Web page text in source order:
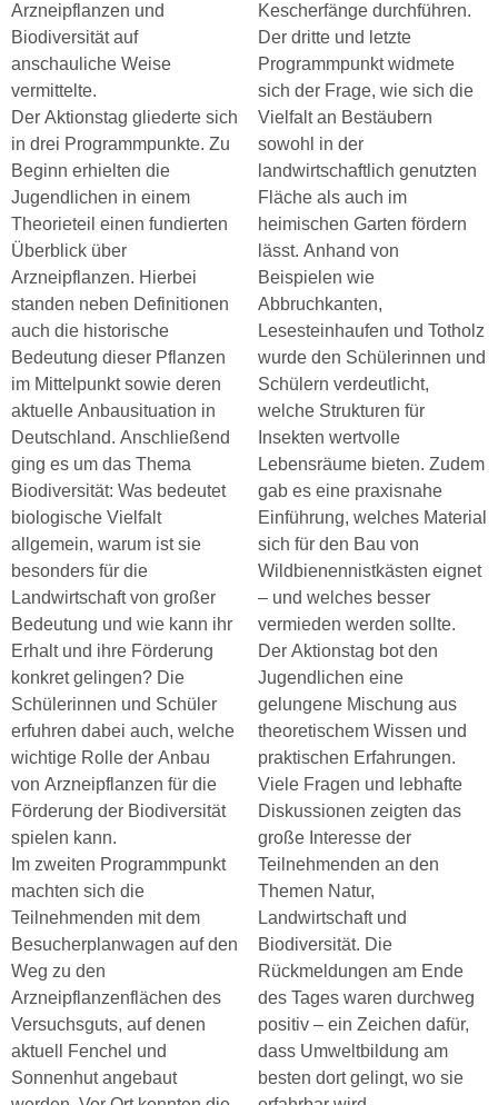
Arzneipflanzen und
Biodiversität auf
anschauliche Weise
vermittelte.
Der Aktionstag gliederte sich
in drei Programmpunkte. Zu
Beginn erhielten die
Jugendlichen in einem
Theorieteil einen fundierten
Überblick über
Arzneipflanzen. Hierbei
standen neben Definitionen
auch die historische
Bedeutung dieser Pflanzen
im Mittelpunkt sowie deren
aktuelle Anbausituation in
Deutschland. Anschließend
ging es um das Thema
Biodiversität: Was bedeutet
biologische Vielfalt
allgemein, warum ist sie
besonders für die
Landwirtschaft von großer
Bedeutung und wie kann ihr
Erhalt und ihre Förderung
konkret gelingen? Die
Schülerinnen und Schüler
erfuhren dabei auch, welche
wichtige Rolle der Anbau
von Arzneipflanzen für die
Förderung der Biodiversität
spielen kann.
Im zweiten Programmpunkt
machten sich die
Teilnehmenden mit dem
Besucherplanwagen auf den
Weg zu den
Arzneipflanzenflächen des
Versuchsguts, auf denen
aktuell Fenchel und
Sonnenhut angebaut
Kescherfänge durchführen.
Der dritte und letzte
Programmpunkt widmete
sich der Frage, wie sich die
Vielfalt an Bestäubern
sowohl in der
landwirtschaftlich genutzten
Fläche als auch im
heimischen Garten fördern
lässt. Anhand von
Beispielen wie
Abbruchkanten,
Lesesteinhaufen und Totholz
wurde den Schülerinnen und
Schülern verdeutlicht,
welche Strukturen für
Insekten wertvolle
Lebensräume bieten. Zudem
gab es eine praxisnahe
Einführung, welches Material
sich für den Bau von
Wildbienennistkästen eignet
– und welches besser
vermieden werden sollte.
Der Aktionstag bot den
Jugendlichen eine
gelungene Mischung aus
theoretischem Wissen und
praktischen Erfahrungen.
Viele Fragen und lebhafte
Diskussionen zeigten das
große Interesse der
Teilnehmenden an den
Themen Natur,
Landwirtschaft und
Biodiversität. Die
Rückmeldungen am Ende
des Tages waren durchweg
positiv – ein Zeichen dafür,
dass Umweltbildung am
besten dort gelingt, wo sie